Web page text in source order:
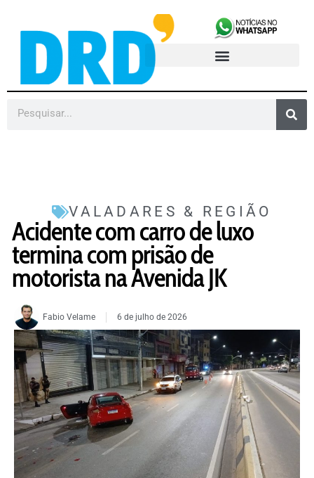
VALADARES & REGIÃO
Acidente com carro de luxo
termina com prisão de
motorista na Avenida JK
Fabio Velame 6 de julho de 2026